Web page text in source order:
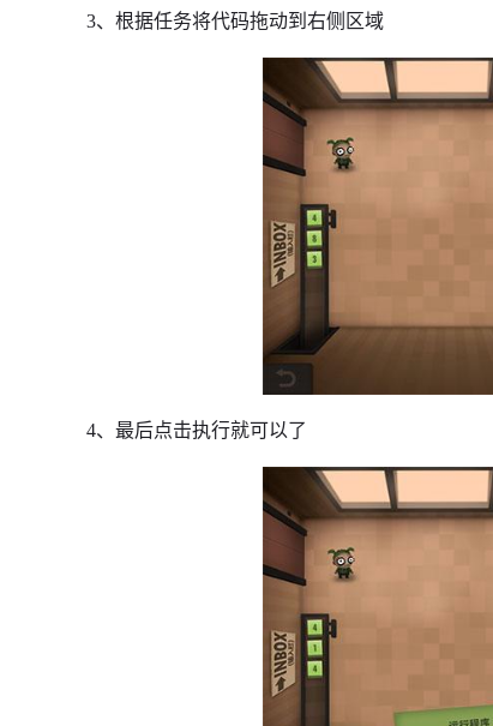
3、根据任务将代码拖动到右侧区域
4、最后点击执行就可以了